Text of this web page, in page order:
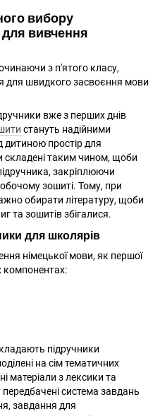
вибору
для вивчення
з п'ятого класу,
для швидкого засвоєння мови
вже з перших днів
стануть надійними
дитиною простір для
складені таким чином, щоби
закріплюючи
зошиті. Тому, при
обирати літературу, щоби
та зошитів збігалися.
для школярів
німецької мови, як першої
компонентах:
підручники
на сім тематичних
матеріали з лексики та
система завдань
завдання для